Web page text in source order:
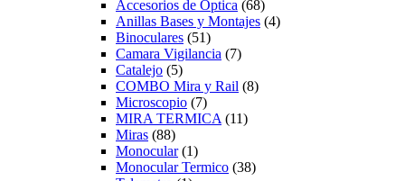
Accesorios de Optica (68)
Anillas Bases y Montajes (4)
Binoculares (51)
Camara Vigilancia (7)
Catalejo (5)
COMBO Mira y Rail (8)
Microscopio (7)
MIRA TERMICA (11)
Miras (88)
Monocular (1)
Monocular Termico (38)